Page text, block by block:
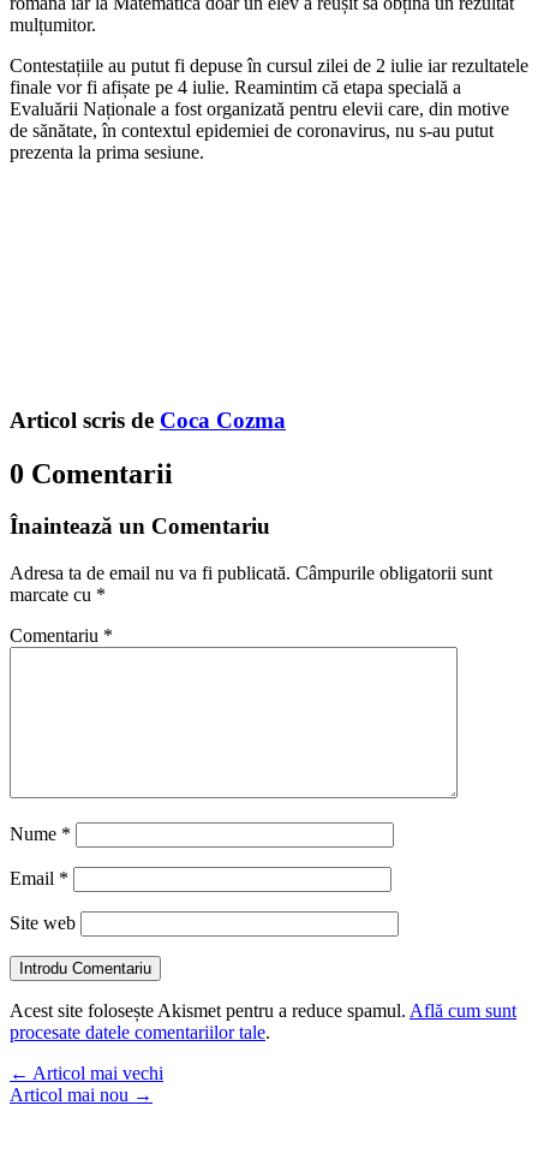
mulțumitor.
Contestațiile au putut fi depuse în cursul zilei de 2 iulie iar rezultatele
finale vor fi afișate pe 4 iulie. Reamintim că etapa specială a
Evaluării Naționale a fost organizată pentru elevii care, din motive
de sănătate, în contextul epidemiei de coronavirus, nu s-au putut
prezenta la prima sesiune.
Articol scris de Coca Cozma
0 Comentarii
Înaintează un Comentariu
Adresa ta de email nu va fi publicată. Câmpurile obligatorii sunt
marcate cu *
Comentariu *
Nume *
Email *
Site web
Introdu Comentariu
Acest site folosește Akismet pentru a reduce spamul. Află cum sunt
procesate datele comentariilor tale.
← Articol mai vechi
Articol mai nou →